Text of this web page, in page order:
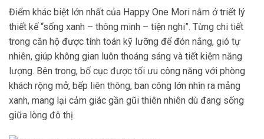
Điểm khác biệt lớn nhất của Happy One Mori nằm ở triết lý
thiết kế “sống xanh – thông minh – tiện nghi”. Từng chi tiết
trong căn hộ được tính toán kỹ lưỡng để đón nắng, gió tự
nhiên, giúp không gian luôn thoáng sáng và tiết kiệm năng
lượng. Bên trong, bố cục được tối ưu công năng với phòng
khách rộng mở, bếp liên thông, ban công lớn nhìn ra mảng
xanh, mang lại cảm giác gần gũi thiên nhiên dù đang sống
giữa lòng đô thị.